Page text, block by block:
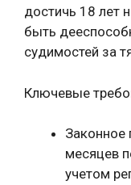
достичь 18 лет
быть
судимостей за
Ключевые
Законное
месяцев
учетом